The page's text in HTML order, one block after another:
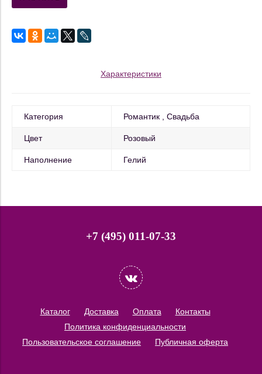
Характеристики
Категория Романтик Свадьба
Цвет Розовый
Наполнение Гелий
+7 (495) 011-07-33
Каталог Доставка Оплата
Контакты
Политика конфиденциальности
Пользовательское соглашение
Публичная оферта